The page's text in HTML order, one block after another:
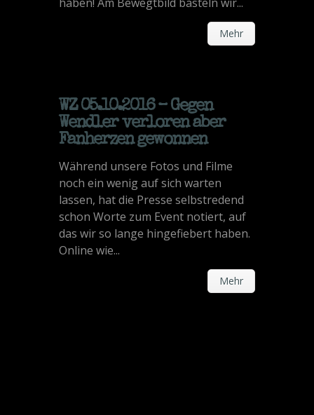
Mehr
WZ 05.10.2016 – Gegen
Wendler verloren aber
Fanherzen gewonnen
Während unsere Fotos und Filme
noch ein wenig auf sich warten
lassen, hat die Presse selbstredend
schon Worte zum Event notiert, auf
das wir so lange hingefiebert haben.
Online wie...
Mehr